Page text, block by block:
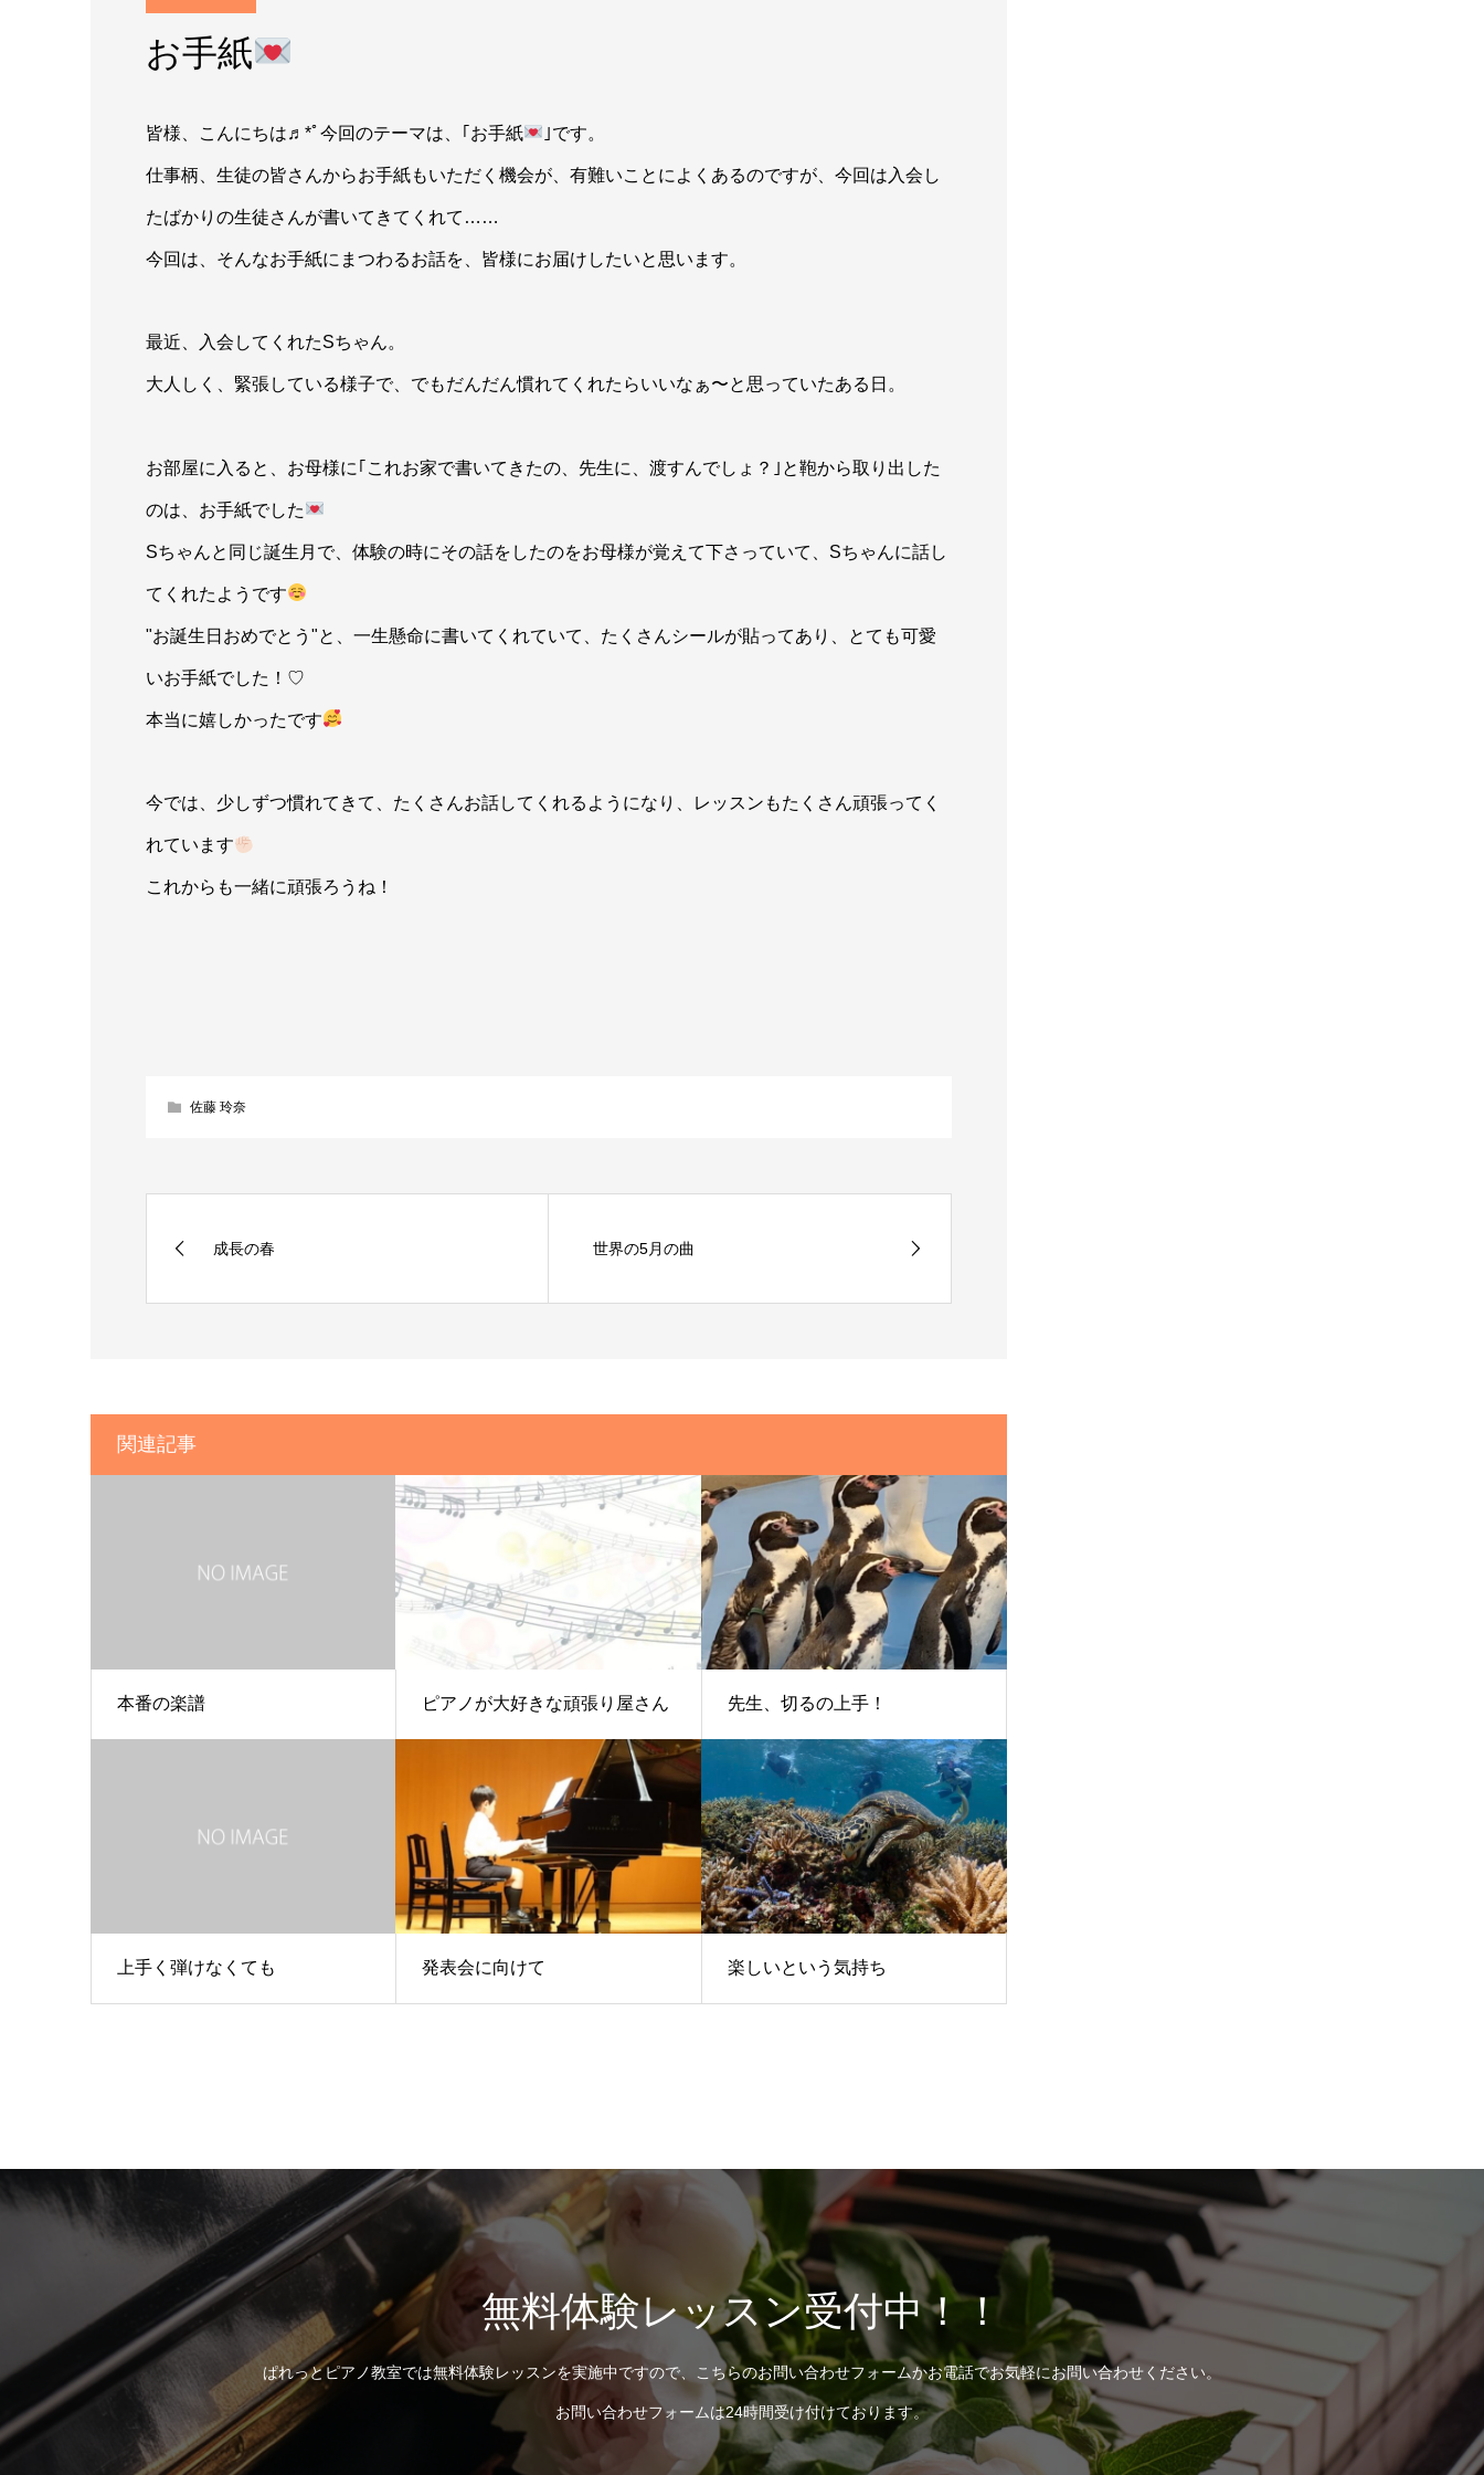
お手紙
皆様、こんにちは♬*ﾟ今回のテーマは、｢お手紙 ｣です。
仕事柄、生徒の皆さんからお手紙もいただく機会が、有難いことによくあるのですが、今回は入会し
たばかりの生徒さんが書いてきてくれて……
今回は、そんなお手紙にまつわるお話を、皆様にお届けしたいと思います。
最近、入会してくれたSちゃん。
大人しく、緊張している様子で、でもだんだん慣れてくれたらいいなぁ〜と思っていたある日。
お部屋に入ると、お母様に｢これお家で書いてきたの、先生に、渡すんでしょ？｣と鞄から取り出した
のは、お手紙でした
Sちゃんと同じ誕生月で、体験の時にその話をしたのをお母様が覚えて下さっていて、Sちゃんに話し
てくれたようです
"お誕生日おめでとう"と、一生懸命に書いてくれていて、たくさんシールが貼ってあり、とても可愛
いお手紙でした！♡
本当に嬉しかったです
今では、少しずつ慣れてきて、たくさんお話してくれるようになり、レッスンもたくさん頑張ってく
れています
これからも一緒に頑張ろうね！
佐藤 玲奈
成長の春 世界の5月の曲
関連記事
本番の楽譜 ピアノが大好きな頑張り屋さん 先生、切るの上手！
上手く弾けなくても 発表会に向けて 楽しいという気持ち
無料体験レッスン受付中！！
ぱれっとピアノ教室では無料体験レッスンを実施中ですので、こちらのお問い合わせフォームかお電話でお気軽にお問い合わせください。
お問い合わせフォームは24時間受け付けております。